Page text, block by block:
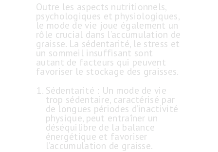
Outre les aspects nutritionnels,
psychologiques et physiologiques,
le mode de vie joue également un
rôle crucial dans l’accumulation de
graisse. La sédentarité, le stress et
un sommeil insuffisant sont
autant de facteurs qui peuvent
favoriser le stockage des graisses.
Sédentarité : Un mode de vie
trop sédentaire, caractérisé par
de longues périodes d’inactivité
physique, peut entraîner un
déséquilibre de la balance
énergétique et favoriser
l’accumulation de graisse.